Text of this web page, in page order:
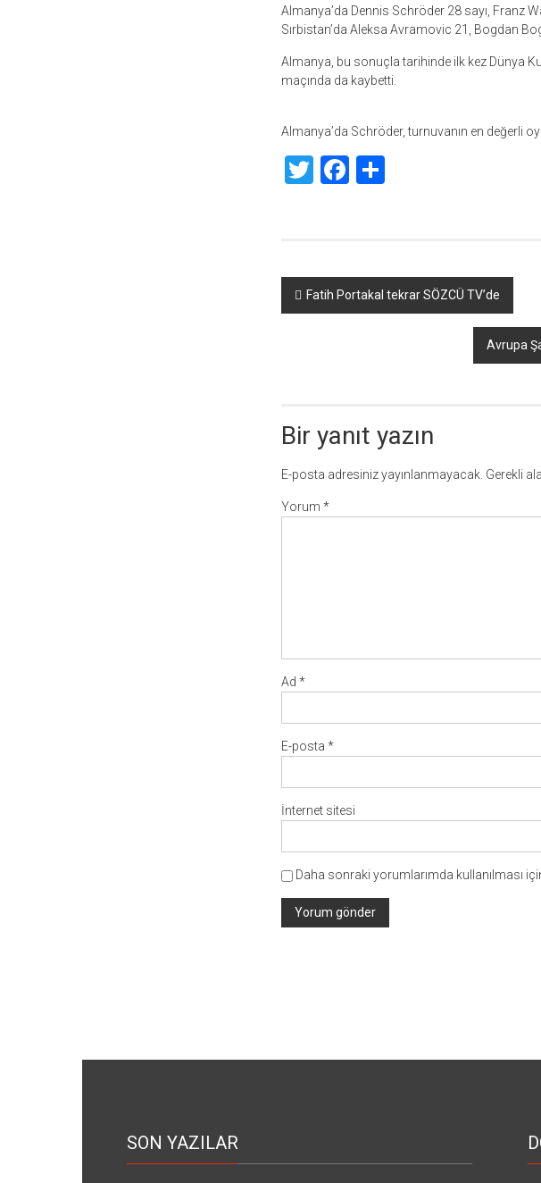
Almanya’da Dennis Schröder 28 sayı, Franz
Sırbistan’da Aleksa Avramovic 21, Bogdan
Almanya, bu sonuçla tarihinde ilk kez Dünya
maçında da kaybetti.
Almanya’da Schröder, turnuvanın en değerli
TwitterFacebook
Share
Yazı
dolaşımı
Fatih Portakal tekrar SÖZCÜ TV’de
Avrupa
Bir yanıt yazın
E-posta adresiniz yayınlanmayacak. Gerekli
Yorum *
Ad *
E-posta *
İnternet sitesi
Daha sonraki yorumlarımda kullanılması
SON YAZILAR